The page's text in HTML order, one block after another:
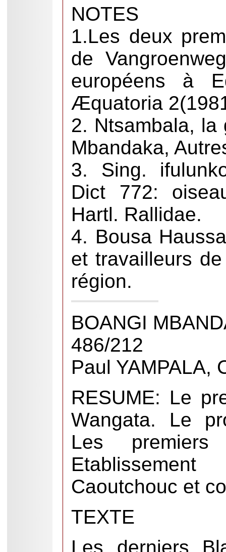
NOTES
1.Les deux
de
européens à
Æquatoria
2. Ntsambala,
Mbandaka,
3. Sing.
Dict 772:
Hartl. Rallidae.
4. Bousa
et travailleurs
région.
BOANGI
486/212
Paul YAMPALA,
RESUME: Le
Wangata. Le
Les
Caoutchouc et
TEXTE
Les derniers